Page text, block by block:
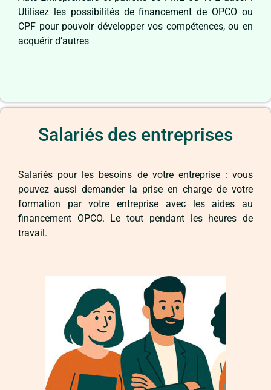
Utilisez les possibilités de financement de OPCO ou
CPF pour pouvoir développer vos compétences, ou en
acquérir d’autres
Salariés des entreprises
Salariés pour les besoins de votre entreprise : vous
pouvez aussi demander la prise en charge de votre
formation par votre entreprise avec les aides au
financement OPCO. Le tout pendant les heures de
travail.